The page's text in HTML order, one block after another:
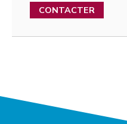
CONTACTER